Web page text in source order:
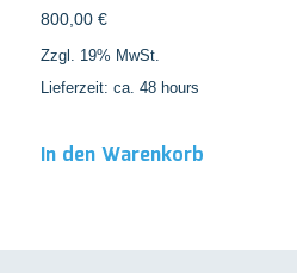
800,00 €
Zzgl. 19% MwSt.
Lieferzeit: ca. 48 hours
In den Warenkorb